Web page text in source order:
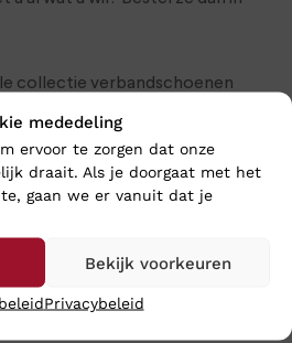
mededeling
ervoor te zorgen dat onze
draait. Als je doorgaat met het
gaan we er vanuit dat je
Bekijk voorkeuren
Privacybeleid
collectie verbandschoenen